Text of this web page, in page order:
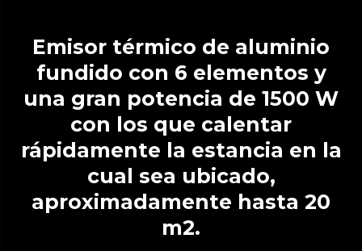
Emisor térmico de aluminio
fundido con 6 elementos y
una gran potencia de 1500 W
con los que calentar
rápidamente la estancia en la
cual sea ubicado,
aproximadamente hasta 20
m2.